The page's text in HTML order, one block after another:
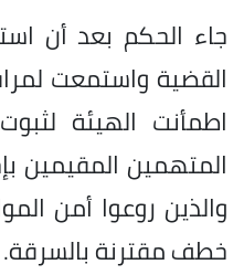
جاء الحكم بعد أن
القضية واستمعت
اطمأنت الهيئة
المتهمين المقيمين
والذين روعوا أمن
خطف مقترنة بالسرقة.